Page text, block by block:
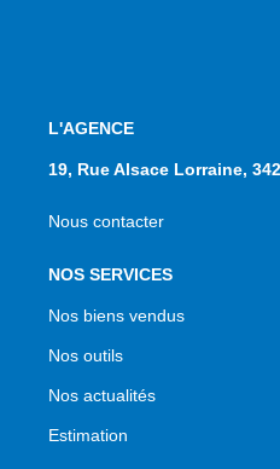
L'AGENCE
19, Rue Alsace Lorraine,
Nous contacter
NOS SERVICES
Nos biens vendus
Nos outils
Nos actualités
Estimation